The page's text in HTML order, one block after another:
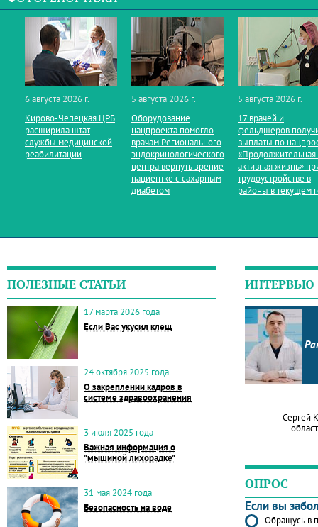
6 августа 2026 г.
Кирово‑Чепецкая ЦРБ
расширила штат
службы медицинской
реабилитации
5 августа 2026 г.
Оборудование
нацпроекта помогло
врачам Регионального
эндокринологического
центра вернуть зрение
пациентке с сахарным
диабетом
5 августа 2026 г.
17 врачей и
фельдшеров
выплаты по
«Продолжительная
активная жизнь»
трудоустройстве в
районы в текущем
ПОЛЕЗНЫЕ СТАТЬИ
17 марта 2026 года
Если Вас укусил клещ
24 октября 2025 года
О закреплении кадров в
системе здравоохранения
3 июля 2025 года
Важная информация о
"мышиной лихорадке"
31 мая 2024 года
Безопасность на воде
ИНТЕРВЬЮ
Сергей
ОПРОС
Если вы
Обращусь в